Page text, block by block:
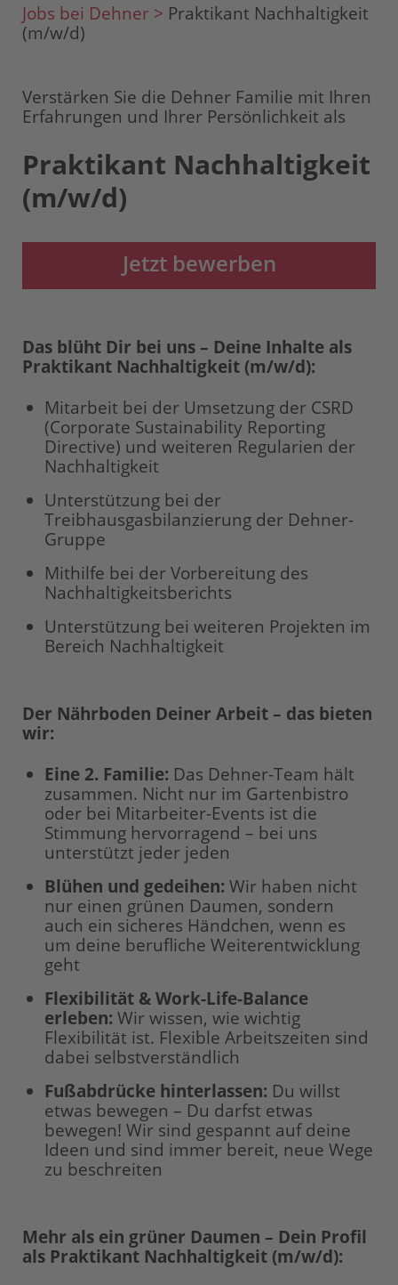
Jobs bei Dehner > Praktikant Nachhaltigkeit
(m/w/d)
Verstärken Sie die Dehner Familie mit Ihren
Erfahrungen und Ihrer Persönlichkeit als
Praktikant Nachhaltigkeit
(m/w/d)
Jetzt bewerben
Das blüht Dir bei uns – Deine Inhalte als
Praktikant Nachhaltigkeit (m/w/d):
Mitarbeit bei der Umsetzung der CSRD
(Corporate Sustainability Reporting
Directive) und weiteren Regularien der
Nachhaltigkeit
Unterstützung bei der
Treibhausgasbilanzierung der Dehner-
Gruppe
Mithilfe bei der Vorbereitung des
Nachhaltigkeitsberichts
Unterstützung bei weiteren Projekten im
Bereich Nachhaltigkeit
Der Nährboden Deiner Arbeit – das bieten
wir:
Eine 2. Familie: Das Dehner-Team hält
zusammen. Nicht nur im Gartenbistro
oder bei Mitarbeiter-Events ist die
Stimmung hervorragend – bei uns
unterstützt jeder jeden
Blühen und gedeihen: Wir haben nicht
nur einen grünen Daumen, sondern
auch ein sicheres Händchen, wenn es
um deine berufliche Weiterentwicklung
geht
Flexibilität & Work-Life-Balance
erleben: Wir wissen, wie wichtig
Flexibilität ist. Flexible Arbeitszeiten sind
dabei selbstverständlich
Fußabdrücke hinterlassen: Du willst
etwas bewegen – Du darfst etwas
bewegen! Wir sind gespannt auf deine
Ideen und sind immer bereit, neue Wege
zu beschreiten
Mehr als ein grüner Daumen – Dein Profil
als Praktikant Nachhaltigkeit (m/w/d):